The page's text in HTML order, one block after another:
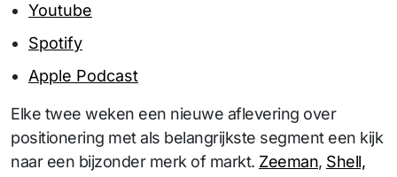
Youtube
Spotify
Apple Podcast
Elke twee weken een nieuwe aflevering over
positionering met als belangrijkste segment een kijk
naar een bijzonder merk of markt. Zeeman, Shell,